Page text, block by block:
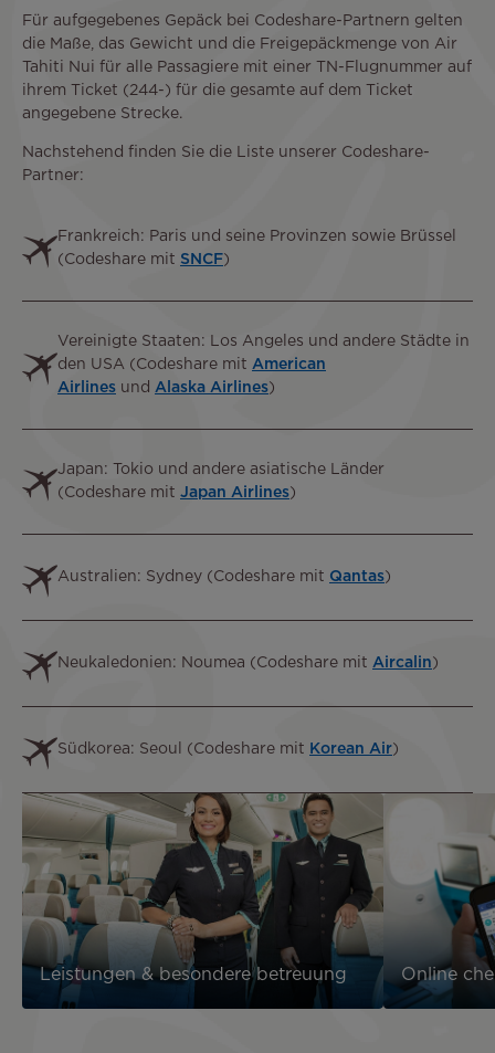
Für aufgegebenes Gepäck bei Codeshare-Partnern gelten
die Maße, das Gewicht und die Freigepäckmenge von Air
Tahiti Nui für alle Passagiere mit einer TN-Flugnummer auf
ihrem Ticket (244-) für die gesamte auf dem Ticket
angegebene Strecke.
Nachstehend finden Sie die Liste unserer Codeshare-
Partner:
Text
Frankreich: Paris und seine Provinzen sowie Brüssel
(Codeshare mit SNCF)
Text
Vereinigte Staaten: Los Angeles und andere Städte in
den USA (Codeshare mit American
Airlines und Alaska Airlines)
Text
Japan: Tokio und andere asiatische Länder
(Codeshare mit Japan Airlines)
Text
Australien: Sydney (Codeshare mit Qantas)
Text
Neukaledonien: Noumea (Codeshare mit Aircalin)
Text
Südkorea: Seoul (Codeshare mit Korean Air)
Leistungen & besondere betreuung Online